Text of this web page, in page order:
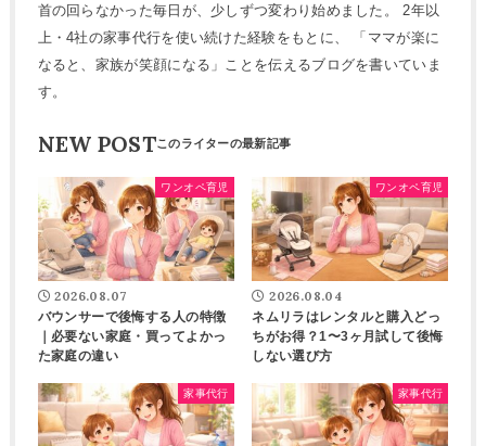
首の回らなかった毎日が、少しずつ変わり始めました。 2年以
上・4社の家事代行を使い続けた経験をもとに、 「ママが楽に
なると、家族が笑顔になる」ことを伝えるブログを書いていま
す。
NEW POST
ワンオペ育児
2026.08.07
バウンサーで後悔する人の特徴
｜必要ない家庭・買ってよかっ
た家庭の違い
ワンオペ育児
2026.08.04
ネムリラはレンタルと購入どっ
ちがお得？1〜3ヶ月試して後悔
しない選び方
家事代行 家事代行